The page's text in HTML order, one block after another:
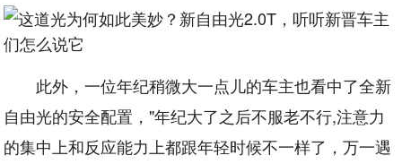
此外，一位年纪稍微大一点儿的车主也看中了全新
自由光的安全配置，"年纪大了之后不服老不行,注意力
的集中上和反应能力上都跟年轻时候不一样了，万一遇